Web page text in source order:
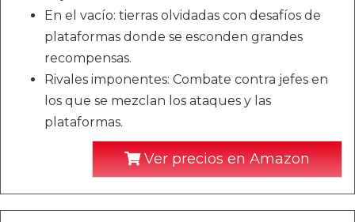
En el vacío: tierras olvidadas con desafíos de
plataformas donde se esconden grandes
recompensas.
Rivales imponentes: Combate contra jefes en
los que se mezclan los ataques y las
plataformas.
Ver precios en Amazon